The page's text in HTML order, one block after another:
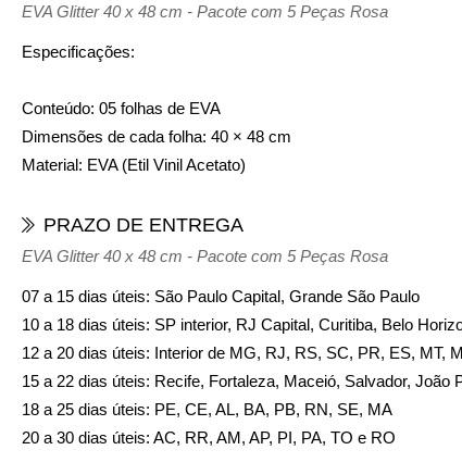
EVA Glitter 40 x 48 cm - Pacote com 5 Peças Rosa
Especificações:
Conteúdo: 05 folhas de EVA
Dimensões de cada folha: 40 × 48 cm
Material: EVA (Etil Vinil Acetato)
PRAZO DE ENTREGA
EVA Glitter 40 x 48 cm - Pacote com 5 Peças Rosa
07 a 15 dias úteis: São Paulo Capital, Grande São Paulo
10 a 18 dias úteis: SP interior, RJ Capital, Curitiba, Belo
12 a 20 dias úteis: Interior de MG, RJ, RS, SC, PR, ES, MT,
15 a 22 dias úteis: Recife, Fortaleza, Maceió, Salvador, João
18 a 25 dias úteis: PE, CE, AL, BA, PB, RN, SE, MA
20 a 30 dias úteis: AC, RR, AM, AP, PI, PA, TO e RO